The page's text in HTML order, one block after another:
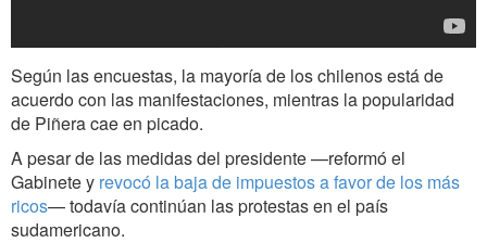
Según las encuestas, la mayoría de los chilenos está de
acuerdo con las manifestaciones, mientras la popularidad
de Piñera cae en picado.
A pesar de las medidas del presidente —reformó el
Gabinete y revocó la baja de impuestos a favor de los más
ricos— todavía continúan las protestas en el país
sudamericano.